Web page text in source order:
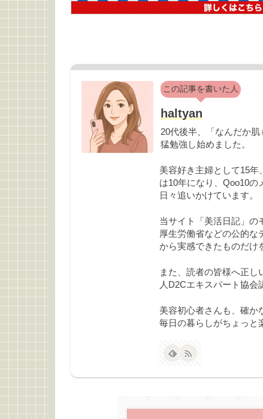
この記事を書いた人
haltyan
20代後半、「なんだか
猛勉強し始めました。
美容好き主婦として15
は10年になり、Qoo10の
日々追いかけています。
当サイト「美活日記」の
厚生労働省などの公的な
から実感できたものだけ
また、読者の皆様へ正
人D2Cエキスパート協会
美容初心者さんも、確か
毎日の暮らしがちょっと